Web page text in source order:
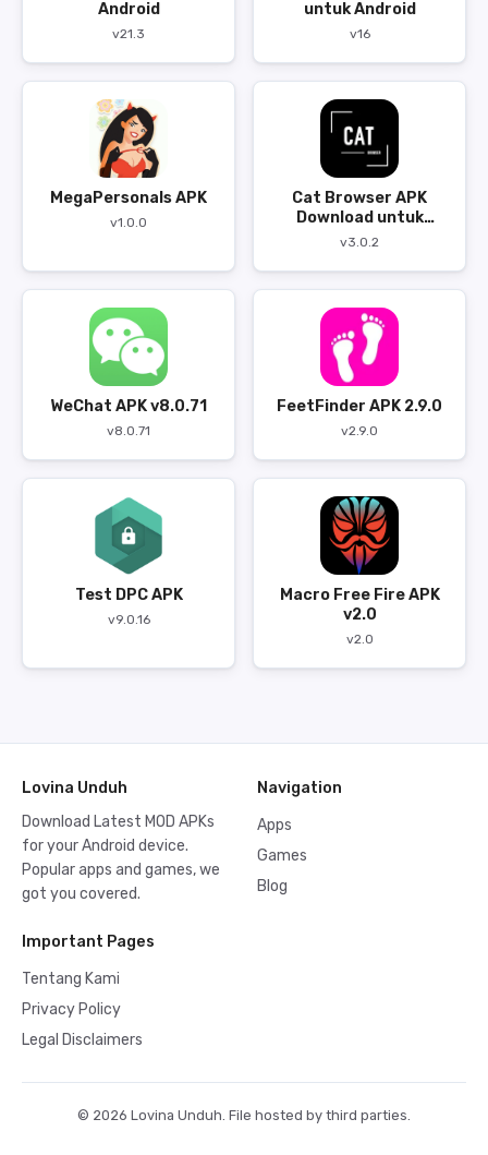
Android
v21.3
untuk Android
v16
MegaPersonals APK
v1.0.0
Cat Browser APK
Download untuk
Android
v3.0.2
WeChat APK v8.0.71
v8.0.71
FeetFinder APK 2.9.0
v2.9.0
Test DPC APK
v9.0.16
Macro Free Fire APK
v2.0
v2.0
Lovina Unduh
Download Latest MOD APKs
for your Android device.
Popular apps and games, we
got you covered.
Navigation
Apps
Games
Blog
Important Pages
Tentang Kami
Privacy Policy
Legal Disclaimers
© 2026 Lovina Unduh. File hosted by third parties.